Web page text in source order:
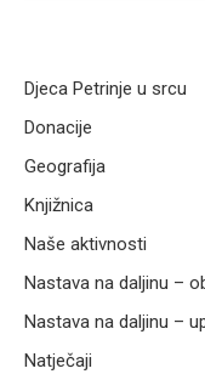
Djeca Petrinje u srcu
Donacije
Geografija
Knjižnica
Naše aktivnosti
Nastava na daljinu –
Nastava na daljinu –
Natječaji